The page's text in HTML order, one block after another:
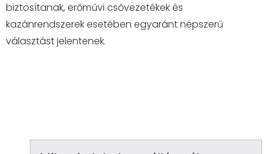
biztosítanak, erőművi csővezetékek és
kazánrendszerek esetében egyaránt népszerű
választást jelentenek.